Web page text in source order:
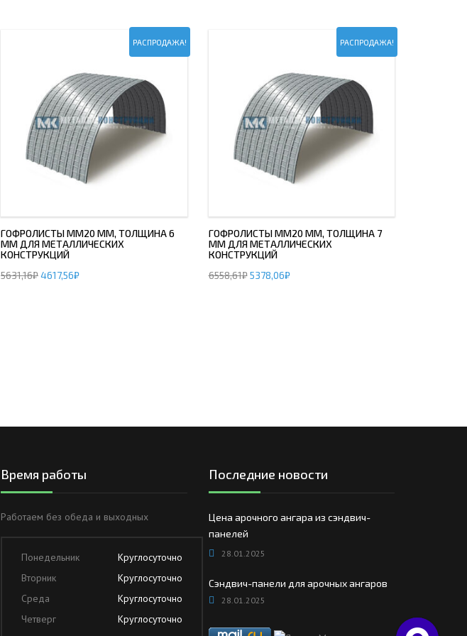
РАСПРОДАЖА!
ГОФРОЛИСТЫ ММ20 ММ, ТОЛЩИНА 6
ММ ДЛЯ МЕТАЛЛИЧЕСКИХ
КОНСТРУКЦИЙ
5631,16₽4617,56₽
РАСПРОДАЖА!
ГОФРОЛИСТЫ ММ20 ММ, ТОЛЩИНА 7
ММ ДЛЯ МЕТАЛЛИЧЕСКИХ
КОНСТРУКЦИЙ
6558,61₽ 5378,06₽
Время работы
Работаем без обеда и выходных
Понедельник
Круглосуточно
Вторник
Круглосуточно
Среда
Круглосуточно
Четверг
Круглосуточно
Последние новости
Цена арочного ангара из сэндвич-
панелей
28.01.2025
Сэндвич-панели для арочных ангаров
28.01.2025